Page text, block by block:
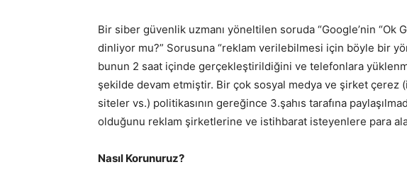
Bir siber güvenlik uzmanı yöneltilen soruda “Google’nin “Ok
dinliyor mu?” Sorusuna “reklam verilebilmesi için böyle bir
bunun 2 saat içinde gerçekleştirildiğini ve telefonlara
şekilde devam etmiştir. Bir çok sosyal medya ve şirket
siteler vs.) politikasının gereğince 3.şahıs tarafına
olduğunu reklam şirketlerine ve istihbarat isteyenlere para
Nasıl Korunuruz?